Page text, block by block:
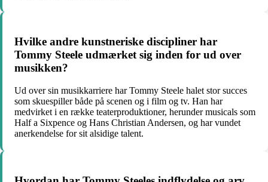
Hvilke andre kunstneriske discipliner har
Tommy Steele udmærket sig inden for ud over
musikken?
Ud over sin musikkarriere har Tommy Steele halet stor succes
som skuespiller både på scenen og i film og tv. Han har
medvirket i en række teaterproduktioner, herunder musicals som
Half a Sixpence og Hans Christian Andersen, og har vundet
anerkendelse for sit alsidige talent.